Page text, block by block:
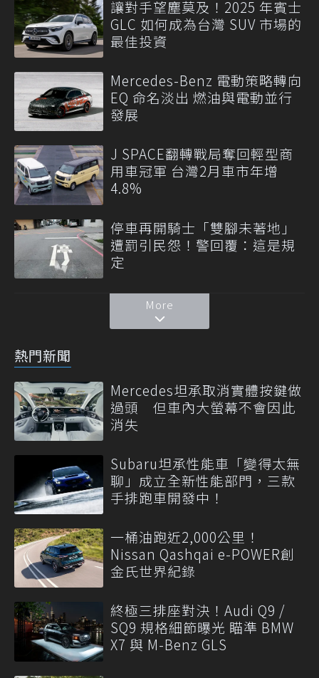
讓對手望塵莫及！2025 年賓士
GLC 如何成為台灣 SUV 市場的
最佳投資
Mercedes-Benz 電動策略轉向
EQ 命名淡出 燃油與電動並行
發展
J SPACE翻轉戰局奪回輕型商
用車冠軍 台灣2月車市年增
4.8%
停車再開騎士「雙腳未著地」
遭罰引民怨！警回覆：這是規
定
More
熱門新聞
Mercedes坦承取消實體按鍵做
過頭 但車內大螢幕不會因此
消失
Subaru坦承性能車「變得太無
聊」成立全新性能部門，三款
手排跑車開發中！
一桶油跑近2,000公里！
Nissan Qashqai e-POWER創
金氏世界紀錄
終極三排座對決！Audi Q9 /
SQ9 規格細節曝光 瞄準 BMW
X7 與 M-Benz GLS